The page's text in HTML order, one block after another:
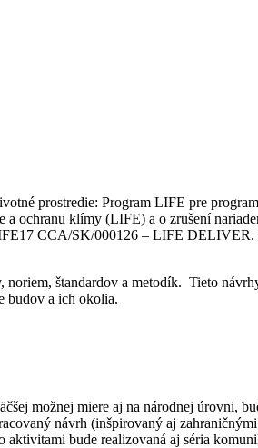
prostredie: Program LIFE pre
ochranu klímy (LIFE) a o zrušení
CCA/SK/000126 – LIFE
štandardov a metodík. Tieto
budov a ich okolia.
možnej miere aj na národnej úrovni,
návrh (inšpirovaný aj
bude realizovaná aj séria